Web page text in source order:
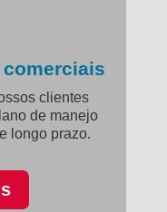
clientes
de manejo
longo prazo.